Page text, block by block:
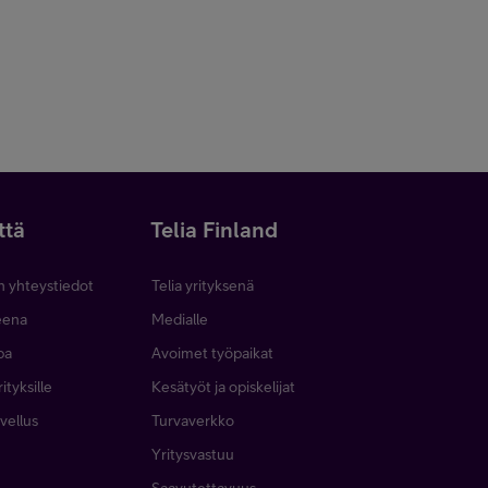
yhteystiedot
Telia Finland
Telia yrityksenä
Medialle
Avoimet työpaikat
Kesätyöt ja opiskelijat
Turvaverkko
Yritysvastuu